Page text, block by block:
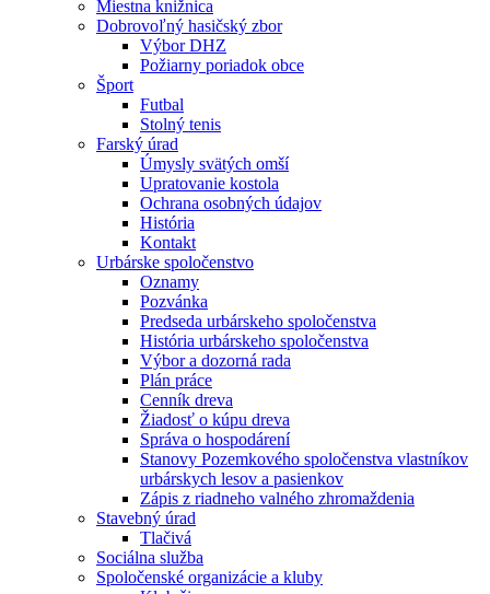
Miestna knižnica
Dobrovoľný hasičský zbor
Výbor DHZ
Požiarny poriadok obce
Šport
Futbal
Stolný tenis
Farský úrad
Úmysly svätých omší
Upratovanie kostola
Ochrana osobných údajov
História
Kontakt
Urbárske spoločenstvo
Oznamy
Pozvánka
Predseda urbárskeho spoločenstva
História urbárskeho spoločenstva
Výbor a dozorná rada
Plán práce
Cenník dreva
Žiadosť o kúpu dreva
Správa o hospodárení
Stanovy Pozemkového spoločenstva vlastníkov
urbárskych lesov a pasienkov
Zápis z riadneho valného zhromaždenia
Stavebný úrad
Tlačivá
Sociálna služba
Spoločenské organizácie a kluby